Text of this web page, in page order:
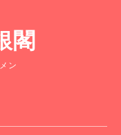
閣
ン